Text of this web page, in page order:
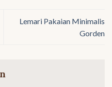
Lemari Pakaian Minimalis
Gorden